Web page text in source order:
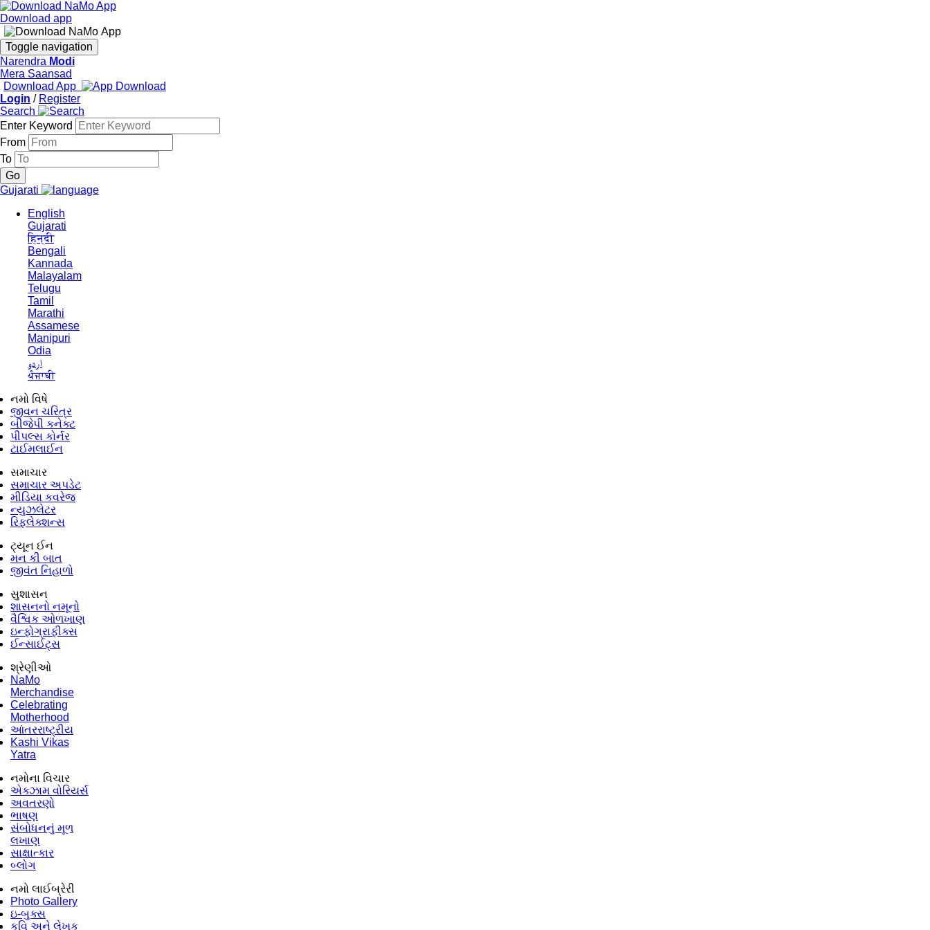
Download app
Toggle navigation
Narendra Modi
Mera Saansad
Download App
Login / Register
Search
Enter Keyword
From
To
Gujarati
English
Gujarati
हिन्दी
Bengali
Kannada
Malayalam
Telugu
Tamil
Marathi
Assamese
Manipuri
Odia
اردو
ਪੰਜਾਬੀ
નમો વિષે
જીવન ચરિત્ર
બીજેપી કનેક્ટ
પીપલ્સ કોર્નર
ટાઈમલાઈન
સમાચાર
સમાચાર અપડેટ
મીડિયા કવરેજ
ન્યુઝલેટર
રિફ્લેક્શન્સ
ટ્યૂન ઈન
મન કી બાત
જીવંત નિહાળો
સુશાસન
શાસનનો નમૂનો
વૈશ્વિક ઓળખાણ
ઇન્ફોગ્રાફીક્સ
ઈન્સાઈટ્સ
શ્રેણીઓ
NaMo
Merchandise
Celebrating
Motherhood
આંતરરાષ્ટ્રીય
Kashi Vikas
Yatra
નમોના વિચાર
એક્ઝામ વોરિયર્સ
અવતરણો
ભાષણ
સંબોધનનું મૂળ
લખાણ
સાક્ષાત્કાર
બ્લોગ
નમો લાઈબ્રેરી
Photo Gallery
ઇ-બુક્સ
કવિ અને લેખક